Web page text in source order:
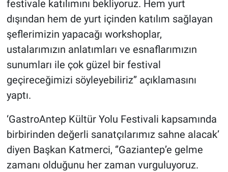
festivale katılımını bekliyoruz. Hem yurt
dışından hem de yurt içinden katılım sağlayan
şeflerimizin yapacağı workshoplar,
ustalarımızın anlatımları ve esnaflarımızın
sunumları ile çok güzel bir festival
geçireceğimizi söyleyebiliriz’’ açıklamasını
yaptı.
‘GastroAntep Kültür Yolu Festivali kapsamında
birbirinden değerli sanatçılarımız sahne alacak’
diyen Başkan Katmerci, ‘’Gaziantep’e gelme
zamanı olduğunu her zaman vurguluyoruz.